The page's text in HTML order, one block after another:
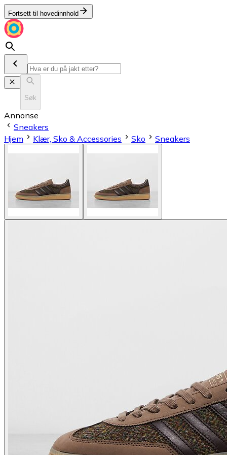
Fortsett til hovedinnhold
Søk
Annonse
Sneakers
Hjem
Klær, Sko & Accessories Sko Sneakers